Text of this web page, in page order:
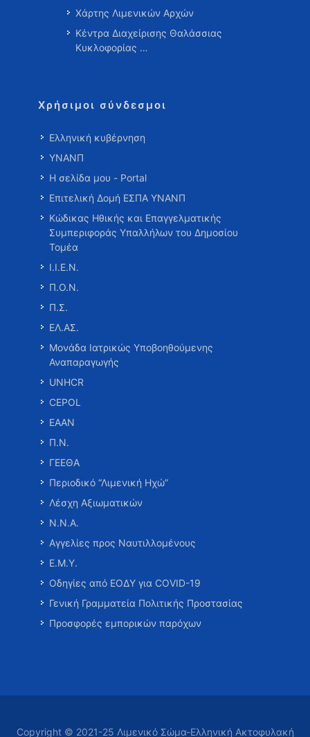
Χάρτης Λιμενικών Αρχών
Κέντρα Διαχείρισης Θαλάσσιας
Κυκλοφορίας …
Χρήσιμοι σύνδεσμοι
Ελληνική κυβέρνηση
ΥΝΑΝΠ
Η σελίδα μου - Portal
Επιτελική Δομή ΕΣΠΑ ΥΝΑΝΠ
Κώδικας Ηθικής και Επαγγελματικής
Συμπεριφοράς Υπαλλήλων του Δημοσίου
Τομέα
Ι.Ι.Ε.Ν.
Π.Ο.Ν.
Π.Σ.
ΕΛ.ΑΣ.
Μονάδα Ιατρικώς Υποβοηθούμενης
Αναπαραγωγής
UNHCR
CEPOL
ΕΑΑΝ
Π.Ν.
ΓΕΕΘΑ
Περιοδικό “Λιμενική Ηχώ”
Λέσχη Αξιωματικών
Ν.Ν.Α.
Αγγελίες προς Ναυτιλλομένους
Ε.Μ.Υ.
Οδηγίες από ΕΟΔΥ για COVID-19
Γενική Γραμματεία Πολιτικής Προστασίας
Προσφορές εμπορικών παρόχων
Copyright © 2021-25 Λιμενικό Σώμα-Ελληνική Ακτοφυλακή